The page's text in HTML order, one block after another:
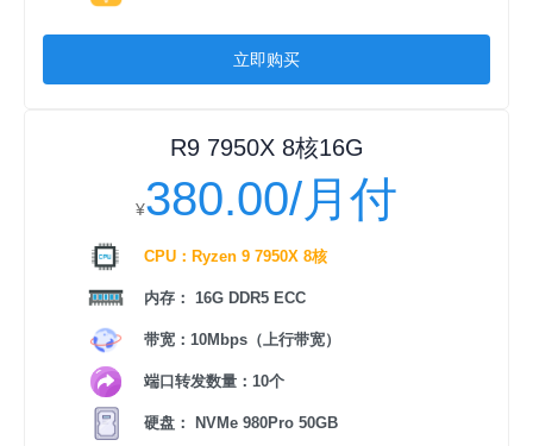
立即购买
R9 7950X 8核16G
¥380.00/月付
CPU：Ryzen 9 7950X 8核
内存： 16G DDR5 ECC
带宽：10Mbps（上行带宽）
端口转发数量：10个
硬盘： NVMe 980Pro 50GB